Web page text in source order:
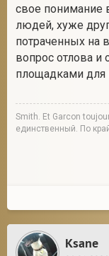
свое понимание
людей, хуже
потраченных на
вопрос отлова и
площадками для
Smith. Et Garcon
единственный. По
Ksane